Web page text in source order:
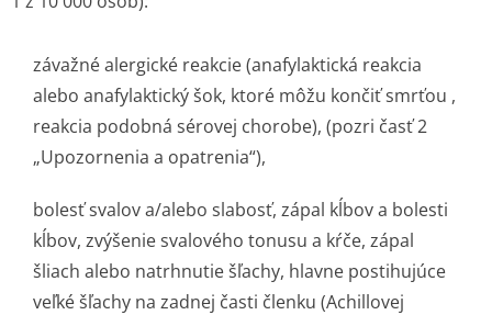
závažné alergické reakcie (anafylaktická reakcia
alebo anafylaktický šok, ktoré môžu končiť smrťou ,
reakcia podobná sérovej chorobe), (pozri časť 2
„Upozornenia a opatrenia“),
bolesť svalov a/alebo slabosť, zápal kĺbov a bolesti
kĺbov, zvýšenie svalového tonusu a kŕče, zápal
šliach alebo natrhnutie šľachy, hlavne postihujúce
veľké šľachy na zadnej časti členku (Achillovej